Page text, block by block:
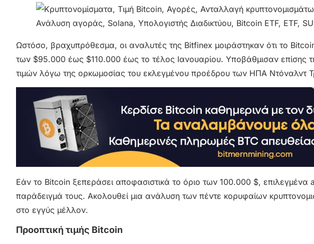
Ωστόσο, βραχυπρόθεσμα, οι αναλυτές της Bitfinex μοιράστηκαν ότι το
των $95.000 έως $110.000 έως το τέλος Ιανουαρίου. Υποβάθμισαν επίσης
τιμών λόγω της ορκωμοσίας του εκλεγμένου προέδρου των ΗΠΑ Ντόναλντ
Εάν το Bitcoin ξεπεράσει αποφασιστικά το όριο των 100.000 $,
παράδειγμά τους. Ακολουθεί μια ανάλυση των πέντε κορυφαίων
στο εγγύς μέλλον.
Προοπτική τιμής Bitcoin